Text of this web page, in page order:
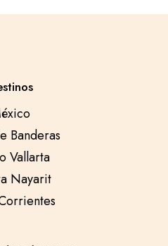
Banderas
Vallarta
Nayarit